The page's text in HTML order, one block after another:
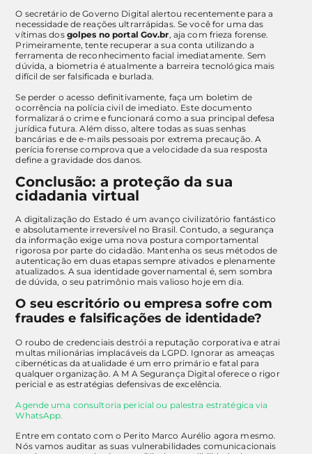
O secretário de Governo Digital alertou recentemente para a
necessidade de reações ultrarrápidas. Se você for uma das
vítimas dos golpes no portal Gov.br, aja com frieza forense.
Primeiramente, tente recuperar a sua conta utilizando a
ferramenta de reconhecimento facial imediatamente. Sem
dúvida, a biometria é atualmente a barreira tecnológica mais
difícil de ser falsificada e burlada.
Se perder o acesso definitivamente, faça um boletim de
ocorrência na polícia civil de imediato. Este documento
formalizará o crime e funcionará como a sua principal defesa
jurídica futura. Além disso, altere todas as suas senhas
bancárias e de e-mails pessoais por extrema precaução. A
perícia forense comprova que a velocidade da sua resposta
define a gravidade dos danos.
Conclusão: a proteção da sua
cidadania virtual
A digitalização do Estado é um avanço civilizatório fantástico
e absolutamente irreversível no Brasil. Contudo, a segurança
da informação exige uma nova postura comportamental
rigorosa por parte do cidadão. Mantenha os seus métodos de
autenticação em duas etapas sempre ativados e plenamente
atualizados. A sua identidade governamental é, sem sombra
de dúvida, o seu patrimônio mais valioso hoje em dia.
O seu escritório ou empresa sofre com
fraudes e falsificações de identidade?
O roubo de credenciais destrói a reputação corporativa e atrai
multas milionárias implacáveis da LGPD. Ignorar as ameaças
cibernéticas da atualidade é um erro primário e fatal para
qualquer organização. A M A Segurança Digital oferece o rigor
pericial e as estratégias defensivas de excelência.
Agende uma consultoria pericial ou palestra estratégica via
WhatsApp.
Entre em contato com o Perito Marco Aurélio agora mesmo.
Nós vamos auditar as suas vulnerabilidades comunicacionais